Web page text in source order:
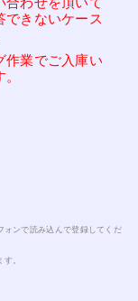
できないケース
作業でご入庫い
ォンで読み込んで登録してくだ
。